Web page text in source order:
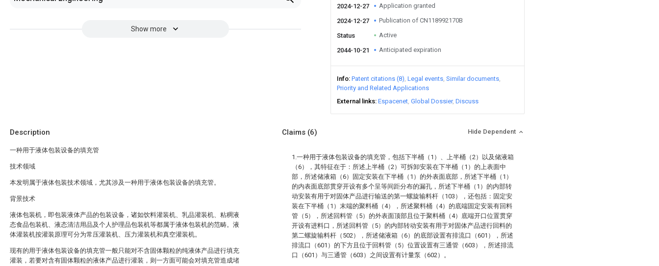
Show more
2024-12-27 Application granted
2024-12-27 Publication of CN118992170B
Status Active
2044-10-21 Anticipated expiration
Info Patent citations (8) Legal events Similar documents
Priority and Related Applications
External links Espacenet Global Dossier Discuss
Description
一种用于液体包装设备的填充管
技术领域
本发明属于液体包装技术领域，尤其涉及一种用于液体包装设备的填充管。
背景技术
液体包装机，即包装液体产品的包装设备，诸如饮料灌装机、乳品灌装机、粘稠液
态食品包装机、液态清洁用品及个人护理品包装机等都属于液体包装机的范畴。液
体灌装机按灌装原理可分为常压灌装机、压力灌装机和真空灌装机。
现有的用于液体包装设备的填充管一般只能对不含固体颗粒的纯液体产品进行填充
灌装，若要对含有固体颗粒的液体产品进行灌装，则一方面可能会对填充管造成堵
Claims (6) Hide Dependent
1.一种用于液体包装设备的填充管，包括下半桶（1）、上半桶（2）以及储液箱
（6），其特征在于：所述上半桶（2）可拆卸安装在下半桶（1）的上表面中
部，所述储液箱（6）固定安装在下半桶（1）的外表面底部，所述下半桶（1）
的内表面底部贯穿开设有多个呈等间距分布的漏孔，所述下半桶（1）的内部转
动安装有用于对固体产品进行输送的第一螺旋输料杆（103），还包括：固定安
装在下半桶（1）末端的聚料桶（4），所述聚料桶（4）的底端固定安装有回料
管（5），所述回料管（5）的外表面顶部且位于聚料桶（4）底端开口位置贯穿
开设有进料口，所述回料管（5）的内部转动安装有用于对固体产品进行回料的
第二螺旋输料杆（502），所述储液箱（6）的底部设置有排流口（601），所述
排流口（601）的下方且位于回料管（5）位置设置有三通管（603），所述排流
口（601）与三通管（603）之间设置有计量泵（602）。